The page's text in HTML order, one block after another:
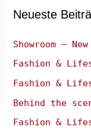
n
a
c
h
:
Neueste
Showroom –
Fashion &
Fashion &
Behind the
Fashion &